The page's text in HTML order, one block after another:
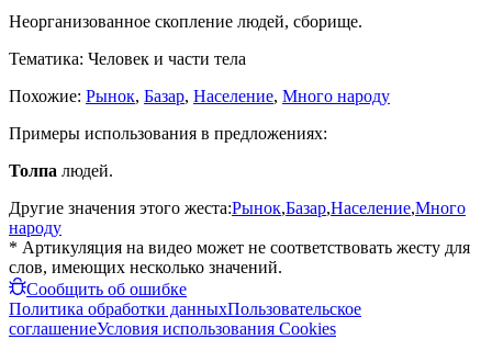
Неорганизованное скопление людей, сборище.
Тематика: Человек и части тела
Похожие: Рынок, Базар, Население, Много народу
Примеры использования в предложениях:
Толпа людей.
Другие значения этого жеста:Рынок,Базар,Население,Много
народу
* Артикуляция на видео может не соответствовать жесту для
слов, имеющих несколько значений.
Сообщить об ошибке
Политика обработки данныхПользовательское
соглашениеУсловия использования Cookies